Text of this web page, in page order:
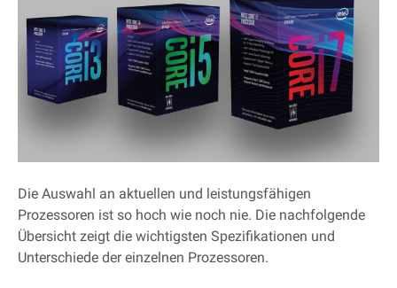
Die Auswahl an aktuellen und leistungsfähigen
Prozessoren ist so hoch wie noch nie. Die nachfolgende
Übersicht zeigt die wichtigsten Spezifikationen und
Unterschiede der einzelnen Prozessoren.